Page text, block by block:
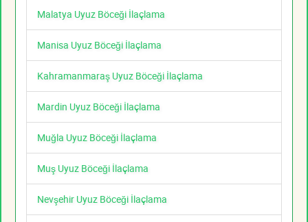
Malatya Uyuz Böceği İlaçlama
Manisa Uyuz Böceği İlaçlama
Kahramanmaraş Uyuz Böceği İlaçlama
Mardin Uyuz Böceği İlaçlama
Muğla Uyuz Böceği İlaçlama
Muş Uyuz Böceği İlaçlama
Nevşehir Uyuz Böceği İlaçlama